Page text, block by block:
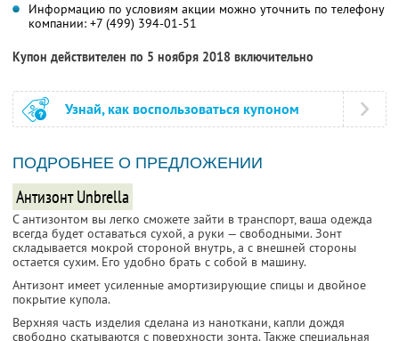
Информацию по условиям акции можно уточнить по телефону
компании: +7 (499) 394-01-51
Купон действителен по 5 ноября 2018 включительно
Узнай, как воспользоваться купоном
ПОДРОБНЕЕ О ПРЕДЛОЖЕНИИ
Антизонт Unbrella
С антизонтом вы легко сможете зайти в транспорт, ваша одежда
всегда будет оставаться сухой, а руки — свободными. Зонт
складывается мокрой стороной внутрь, а с внешней стороны
остается сухим. Его удобно брать с собой в машину.
Антизонт имеет усиленные амортизирующие спицы и двойное
покрытие купола.
Верхняя часть изделия сделана из наноткани, капли дождя
свободно скатываются с поверхности зонта. Также специальная